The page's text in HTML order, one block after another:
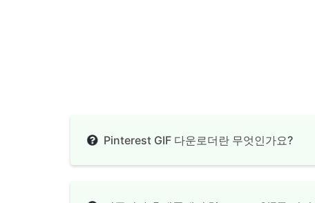
Pinterest GIF 다운로더란 무엇인가요?